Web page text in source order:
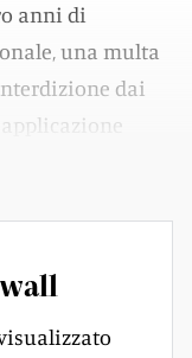
anni di
una multa
dai